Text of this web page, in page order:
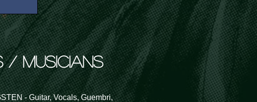
/ musicians
- Guitar, Vocals, Guembri,